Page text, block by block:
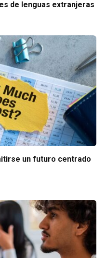
de lenguas extranjeras
un futuro centrado